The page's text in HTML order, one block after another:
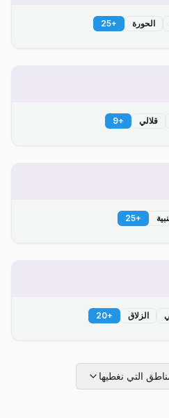
الحورة +
25
قلالي +
9
+
25
الزلاق +
20
التي نغطيها